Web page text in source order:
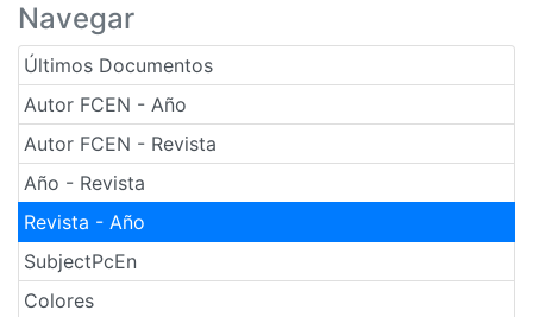
Navegar
Últimos Documentos
Autor FCEN - Año
Autor FCEN - Revista
Año - Revista
Revista - Año
SubjectPcEn
Colores